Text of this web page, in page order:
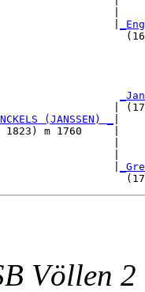
|
(JANSSEN) _
m 1760     |
Völlen 2